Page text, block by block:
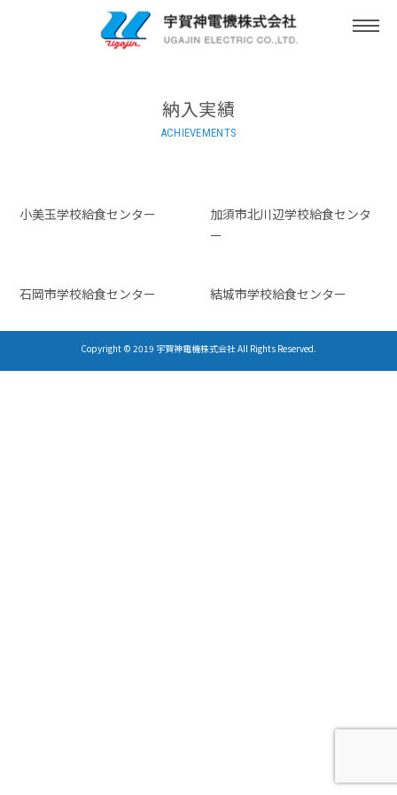
納入実績
ACHIEVEMENTS
小美玉学校給食センター
加須市北川辺学校給食センタ
ー
石岡市学校給食センター 結城市学校給食センター
Copyright © 2019 宇賀神電機株式会社 All Rights Reserved.